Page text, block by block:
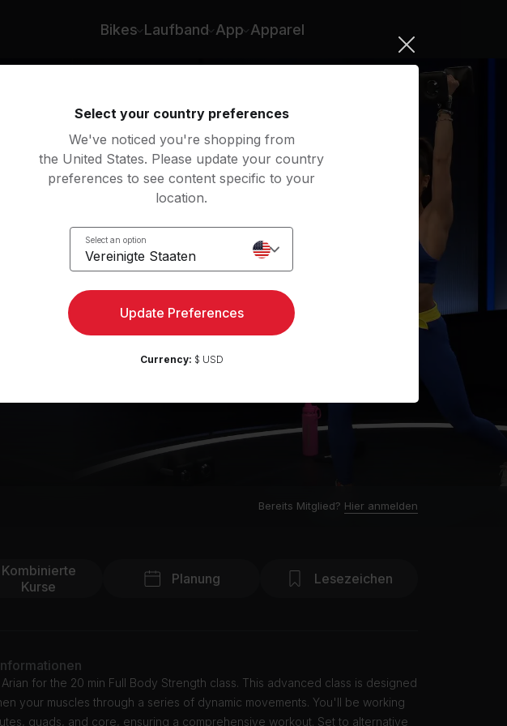
Bikes Laufband App Apparel
Jetzt Peloton App
Nur für Neukund:innen der
Bereits Mitglied? Hier anmelden
Kombinierte
Kurse
Planung Lesezeichen
for the 20 min Full Body Strength class. This advanced class is designed
your muscles through a series of dynamic movements. You'll be working
quads, and core, ensuring a comprehensive workout. Set to alternative
Select your country preferences
We've noticed you're shopping from
the United States. Please update your country
preferences to see content specific to your
location.
Select an option
Vereinigte Staaten
Update Preferences
Currency: $ USD